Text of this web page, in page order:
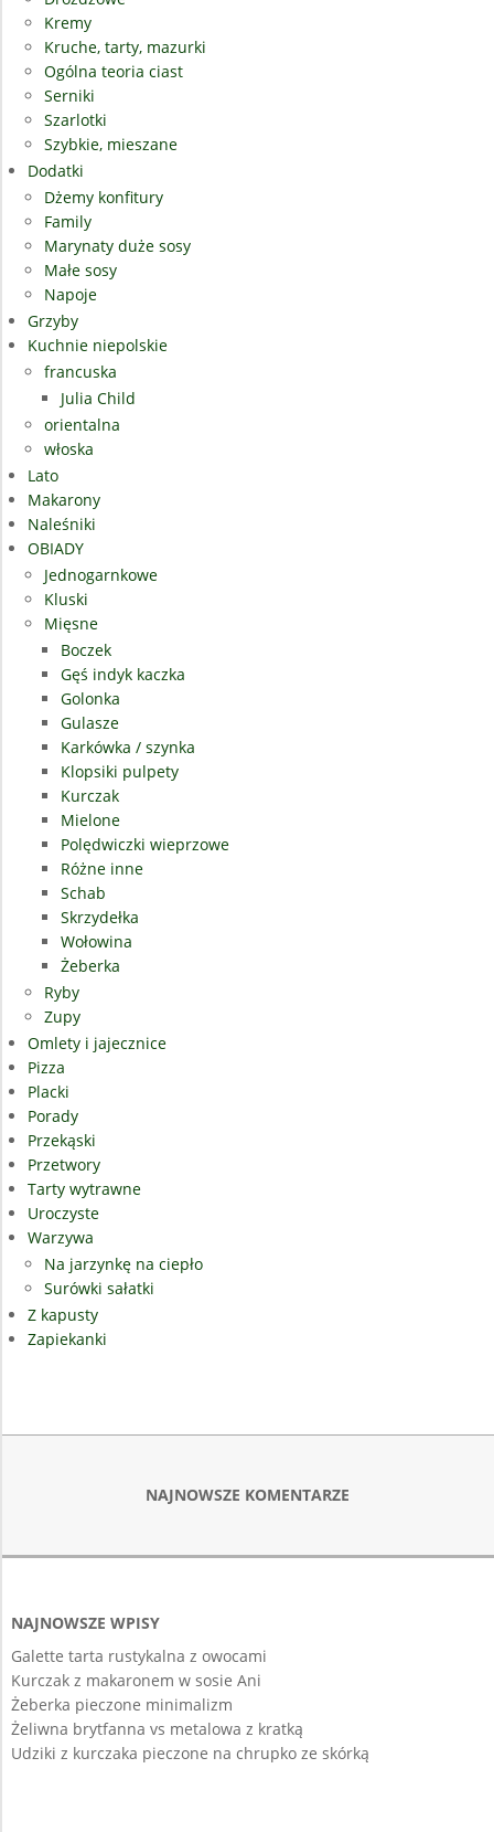
Kremy
Kruche, tarty, mazurki
Ogólna teoria ciast
Serniki
Szarlotki
Szybkie, mieszane
Dodatki
Dżemy konfitury
Family
Marynaty duże sosy
Małe sosy
Napoje
Grzyby
Kuchnie niepolskie
francuska
Julia Child
orientalna
włoska
Lato
Makarony
Naleśniki
OBIADY
Jednogarnkowe
Kluski
Mięsne
Boczek
Gęś indyk kaczka
Golonka
Gulasze
Karkówka / szynka
Klopsiki pulpety
Kurczak
Mielone
Polędwiczki wieprzowe
Różne inne
Schab
Skrzydełka
Wołowina
Żeberka
Ryby
Zupy
Omlety i jajecznice
Pizza
Placki
Porady
Przekąski
Przetwory
Tarty wytrawne
Uroczyste
Warzywa
Na jarzynkę na ciepło
Surówki sałatki
Z kapusty
Zapiekanki
NAJNOWSZE KOMENTARZE
NAJNOWSZE WPISY
Galette tarta rustykalna z owocami
Kurczak z makaronem w sosie Ani
Żeberka pieczone minimalizm
Żeliwna brytfanna vs metalowa z kratką
Udziki z kurczaka pieczone na chrupko ze skórką